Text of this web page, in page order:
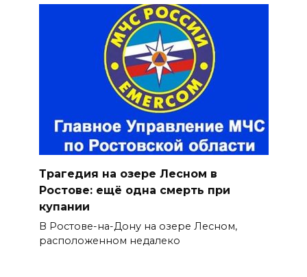
Трагедия на озере Лесном в
Ростове: ещё одна смерть при
купании
В Ростове-на-Дону на озере Лесном,
расположенном недалеко